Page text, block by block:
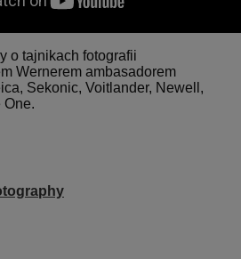
o tajnikach fotografii
Wernerem ambasadorem
Sekonic, Voitlander, Newell,
One.